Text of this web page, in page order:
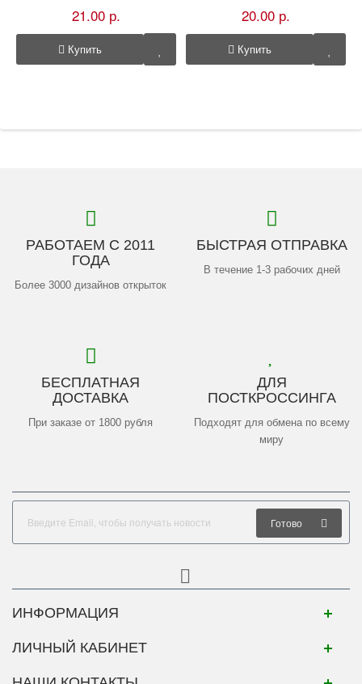
21.00 р.
Купить
20.00 р.
Купить
РАБОТАЕМ С 2011
ГОДА
Более 3000 дизайнов открыток
БЫСТРАЯ ОТПРАВКА
В течение 1-3 рабочих дней
БЕСПЛАТНАЯ
ДОСТАВКА
При заказе от 1800 рубля
ДЛЯ
ПОСТКРОССИНГА
Подходят для обмена по всему
миру
Готово
ИНФОРМАЦИЯ
ЛИЧНЫЙ КАБИНЕТ